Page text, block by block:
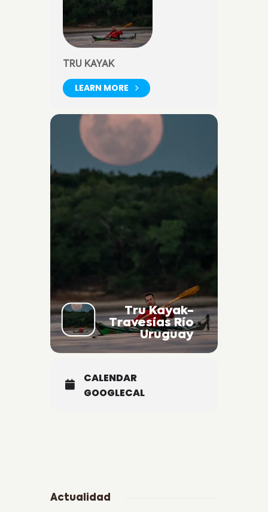
TRU KAYAK
LEARN MORE
Tru Kayak-
Travesías Río
Uruguay
CALENDAR
GOOGLECAL
Actualidad